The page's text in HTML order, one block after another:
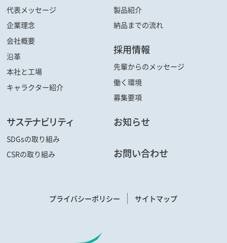
代表メッセージ
企業理念
会社概要
沿革
本社と工場
キャラクター紹介
製品紹介
納品までの流れ
採用情報
先輩からのメッセージ
働く環境
募集要項
サステナビリティ
SDGsの取り組み
CSRの取り組み
お知らせ
お問い合わせ
プライバシーポリシー サイトマップ